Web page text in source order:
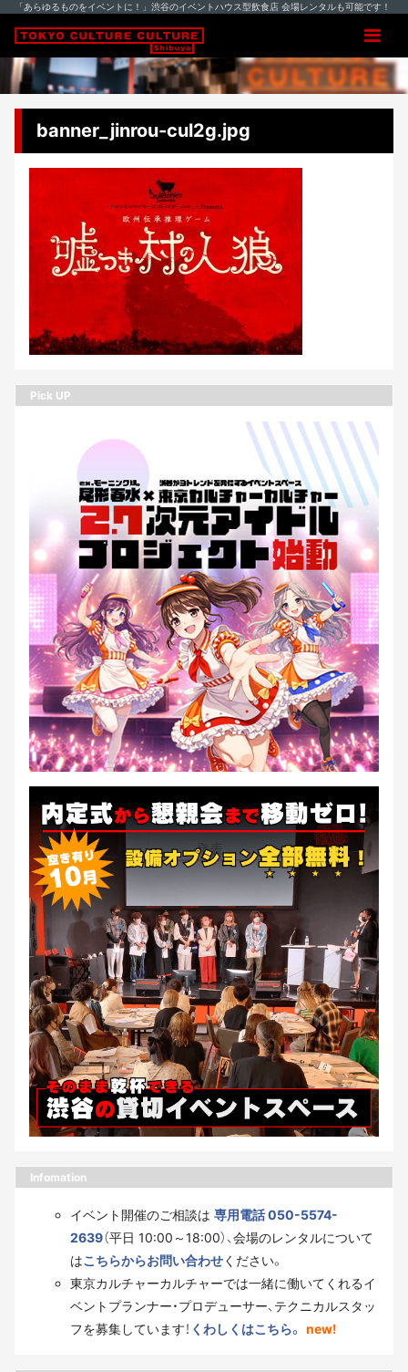
「あらゆるものをイベントに！」渋谷のイベントハウス型飲食店 会場レンタルも可能です！
banner_jinrou-cul2g.jpg
Pick UP
Infomation
イベント開催のご相談は 専用電話 050-5574-
2639（平日 10:00～18:00）、会場のレンタルについて
はこちらからお問い合わせください。
東京カルチャーカルチャーでは一緒に働いてくれるイ
ベントプランナー・プロデューサー、テクニカルスタッ
フを募集しています！ くわしくはこちら。 new!